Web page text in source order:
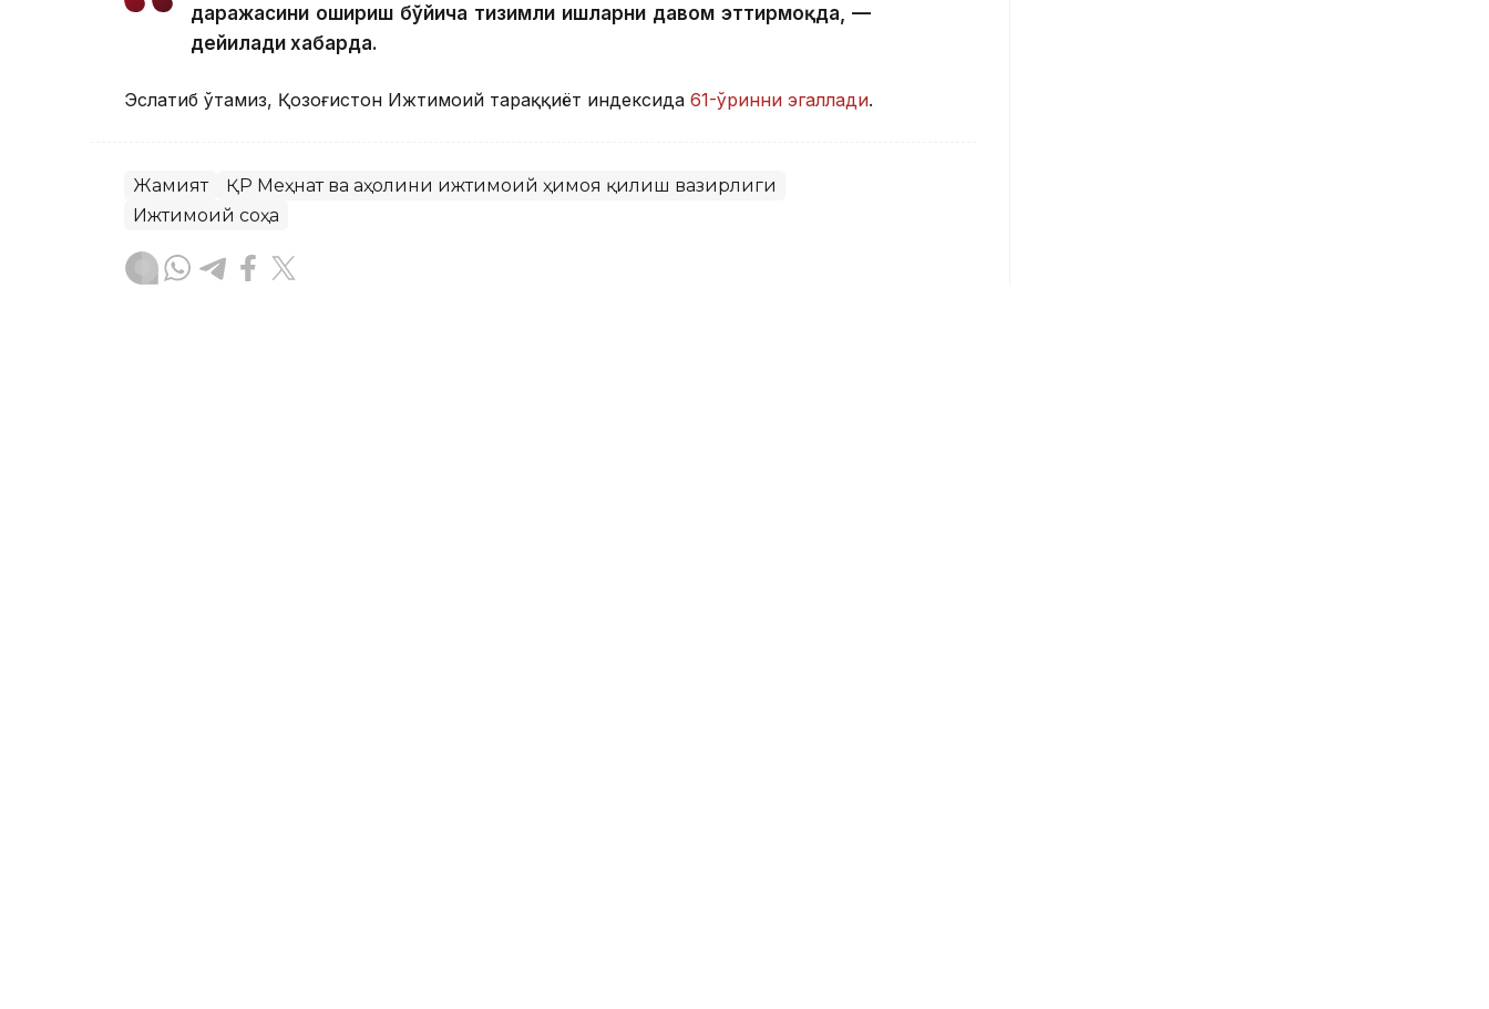
даражасини ошириш бўйича тизимли ишларни давом эттирмоқда, —
дейилади хабарда.
Эслатиб ўтамиз, Қозоғистон Ижтимоий тараққиёт индексида 61-ўринни эгаллади.
Жамият
ҚР Меҳнат ва аҳолини ижтимоий ҳимоя қилиш вазирлиги
Ижтимоий соҳа